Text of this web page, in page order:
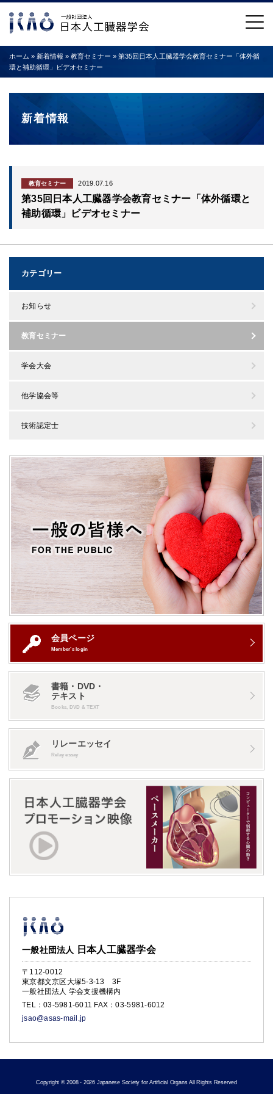
ホーム » 新着情報 » 教育セミナー » 第35回日本人工臓器学会教育セミナー「体外循
環と補助循環」ビデオセミナー
新着情報
教育セミナー 2019.07.16
第35回日本人工臓器学会教育セミナー「体外循環と
補助循環」ビデオセミナー
カテゴリー
お知らせ
教育セミナー
学会大会
他学協会等
技術認定士
会員ページ
Member’s login
書籍・DVD・
テキスト
Books, DVD & TEXT
リレーエッセイ
Relay essay
一般社団法人 日本人工臓器学会
〒112-0012
東京都文京区大塚5-3-13 3F
一般社団法人 学会支援機構内
TEL：03-5981-6011
FAX：03-5981-6012
jsao@asas-mail.jp
Copyright © 2008 - 2026 Japanese Society for Artificial Organs All Rights Reserved